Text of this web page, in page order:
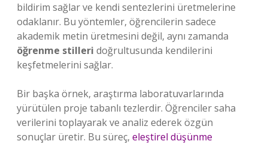
bildirim sağlar ve kendi sentezlerini üretmelerine
odaklanır. Bu yöntemler, öğrencilerin sadece
akademik metin üretmesini değil, aynı zamanda
öğrenme stilleri doğrultusunda kendilerini
keşfetmelerini sağlar.
Bir başka örnek, araştırma laboratuvarlarında
yürütülen proje tabanlı tezlerdir. Öğrenciler saha
verilerini toplayarak ve analiz ederek özgün
sonuçlar üretir. Bu süreç, eleştirel düşünme